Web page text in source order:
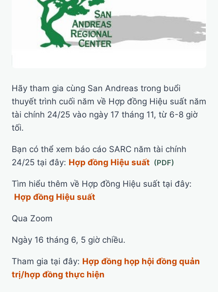
Hãy tham gia cùng San Andreas trong buổi
thuyết trình cuối năm về Hợp đồng Hiệu suất năm
tài chính 24/25 vào ngày 17 tháng 11, từ 6-8 giờ
tối.
Bạn có thể xem báo cáo SARC năm tài chính
24/25 tại đây: Hợp đồng Hiệu suất
Tìm hiểu thêm về Hợp đồng Hiệu suất tại đây:
Hợp đồng Hiệu suất
Qua Zoom
Ngày 16 tháng 6, 5 giờ chiều.
Tham gia tại đây: Hợp đồng họp hội đồng quản
trị/hợp đồng thực hiện